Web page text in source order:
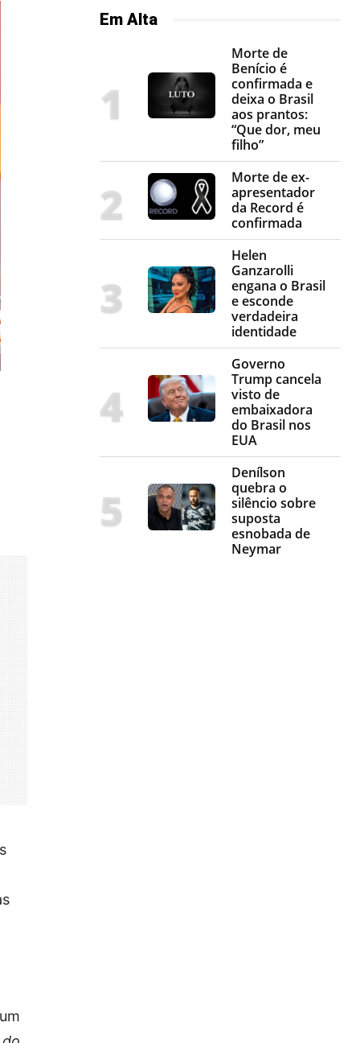
Em Alta
Morte de
Benício é
confirmada e
deixa o Brasil
aos prantos:
“Que dor, meu
filho”
Morte de ex-
apresentador
da Record é
confirmada
Helen
Ganzarolli
engana o Brasil
e esconde
verdadeira
identidade
Governo
Trump cancela
visto de
embaixadora
do Brasil nos
EUA
Denílson
quebra o
silêncio sobre
suposta
esnobada de
Neymar